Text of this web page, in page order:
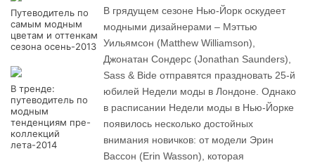
Путеводитель по
самым модным
цветам и оттенкам
сезона осень-2013
В тренде:
путеводитель по
модным
тенденциям пре-
коллекций
лета-2014
В грядущем сезоне Нью-Йорк оскудеет
модными дизайнерами – Мэттью
Уильямсон (Matthew Williamson),
Джонатан Сондерс (Jonathan Saunders),
Sass & Bide отправятся праздновать 25-й
юбилей Недели моды в Лондоне. Однако
в расписании Недели моды в Нью-Йорке
появилось несколько достойных
внимания новичков: от модели Эрин
Вассон (Erin Wasson), которая